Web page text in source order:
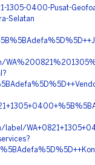
1305-0400-Pusat-
Selatan